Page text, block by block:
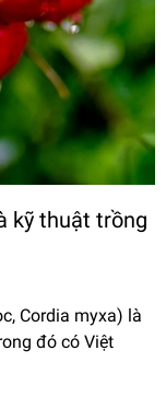
kỹ thuật trồng
Cordia myxa) là
đó có Việt